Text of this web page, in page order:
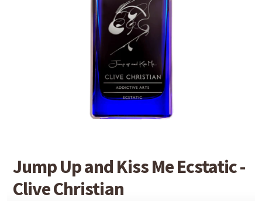
Jump Up and Kiss Me Ecstatic -
Clive Christian
Stéphane Humbert Lucas